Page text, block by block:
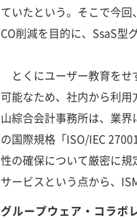
ていたという。そこで今
CO削減を目的に、SsaS型
とくにユーザー教育をせ
可能なため、社内から利
山綜合会計事務所は、業
の国際規格「ISO/IEC
性の確保について厳密に
サービスという点から、
グループウェア・コラボ